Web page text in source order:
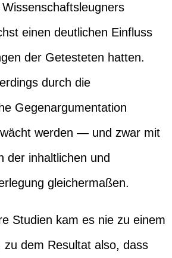
einen deutlichen Einfluss
der Getesteten hatten.
durch die
Gegenargumentation
werden — und zwar mit
der inhaltlichen und
gleichermaßen.
Studien kam es nie zu einem
zu dem Resultat also, dass